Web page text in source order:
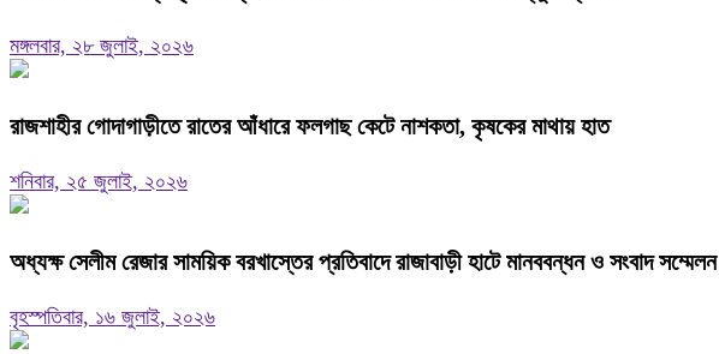
মঙ্গলবার, ২৮ জুলাই, ২০২৬
রাজশাহীর গোদাগাড়ীতে রাতের আঁধারে ফলগাছ কেটে নাশকতা, কৃষকের মাথায় হাত
শনিবার, ২৫ জুলাই, ২০২৬
অধ্যক্ষ সেলীম রেজার সাময়িক বরখাস্তের প্রতিবাদে রাজাবাড়ী হাটে মানববন্ধন ও সংবাদ সম্মেলন ‎
বৃহস্পতিবার, ১৬ জুলাই, ২০২৬